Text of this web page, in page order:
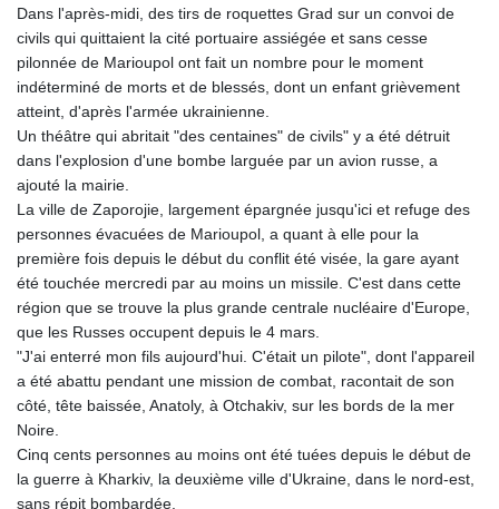
Dans l'après-midi, des tirs de roquettes Grad sur un convoi de
civils qui quittaient la cité portuaire assiégée et sans cesse
pilonnée de Marioupol ont fait un nombre pour le moment
indéterminé de morts et de blessés, dont un enfant grièvement
atteint, d'après l'armée ukrainienne.
Un théâtre qui abritait "des centaines" de civils" y a été détruit
dans l'explosion d'une bombe larguée par un avion russe, a
ajouté la mairie.
La ville de Zaporojie, largement épargnée jusqu'ici et refuge des
personnes évacuées de Marioupol, a quant à elle pour la
première fois depuis le début du conflit été visée, la gare ayant
été touchée mercredi par au moins un missile. C'est dans cette
région que se trouve la plus grande centrale nucléaire d'Europe,
que les Russes occupent depuis le 4 mars.
"J'ai enterré mon fils aujourd'hui. C'était un pilote", dont l'appareil
a été abattu pendant une mission de combat, racontait de son
côté, tête baissée, Anatoly, à Otchakiv, sur les bords de la mer
Noire.
Cinq cents personnes au moins ont été tuées depuis le début de
la guerre à Kharkiv, la deuxième ville d'Ukraine, dans le nord-est,
sans répit bombardée.